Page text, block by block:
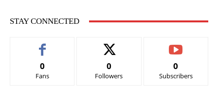
STAY CONNECTED
0
Fans
0
Followers
0
Subscribers